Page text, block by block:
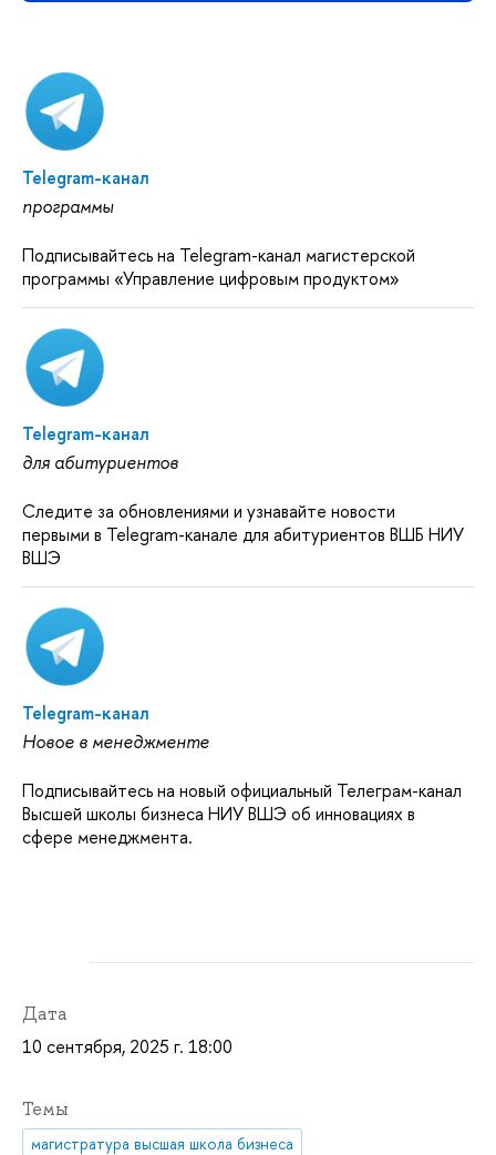
Telegram-канал
программы
Подписывайтесь на Telegram-канал магистерской
программы «Управление цифровым продуктом»
Telegram-канал
для абитуриентов
Следите за обновлениями и узнавайте новости
первыми в Telegram-канале для абитуриентов ВШБ НИУ
ВШЭ
Telegram-канал
Новое в менеджменте
Подписывайтесь на новый официальный Телеграм-канал
Высшей школы бизнеса НИУ ВШЭ об инновациях в
сфере менеджмента.
Дата
10 сентября, 2025 г. 18:00
Темы
магистратура высшая школа бизнеса